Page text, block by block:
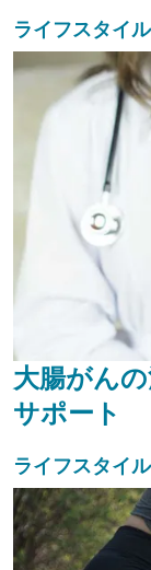
ライフスタイル
大腸がん
サポート
ライフスタイル